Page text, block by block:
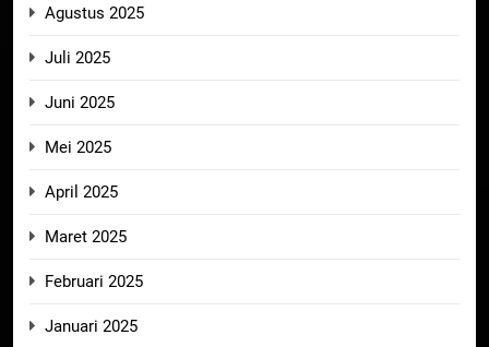
Agustus 2025
Juli 2025
Juni 2025
Mei 2025
April 2025
Maret 2025
Februari 2025
Januari 2025